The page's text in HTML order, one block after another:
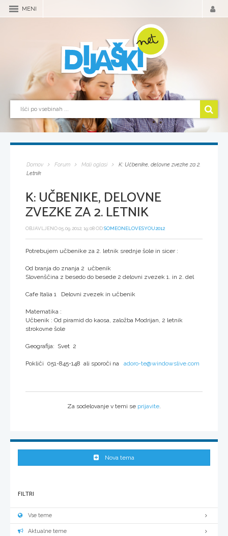
MENI
Domov Forum Mali oglasi
K: Učbenike, delovne zvezke za 2.
Letnik
K: UČBENIKE, DELOVNE
ZVEZKE ZA 2. LETNIK
OBJAVLJENO 05.09.2012, 19:08 ODSOMEONELOVESYOU2012
Potrebujem učbenike za 2. letnik srednje šole in sicer :
Od branja do znanja 2 učbenik
Slovenščina z besedo do besede 2 delovni zvezek 1. in 2. del
Cafe Italia 1 Delovni zvezek in učbenik
Matematika :
Učbenik : Od piramid do kaosa, založba Modrijan, 2 letnik
strokovne šole
Geografija: Svet 2
Pokliči 051-845-148 ali sporoči na adoro-te@windowslive.com
Za sodelovanje v temi se prijavite
Nova tema
FILTRI
Vse teme
Aktualne teme